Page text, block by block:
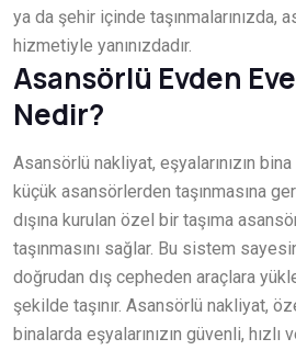
ya da şehir içinde taşınmalarınızda,
hizmetiyle yanınızdadır.
Asansörlü Evden
Nedir?
Asansörlü nakliyat, eşyalarınızın
küçük asansörlerden taşınmasına
dışına kurulan özel bir taşıma
taşınmasını sağlar. Bu sistem
doğrudan dış cepheden araçlara
şekilde taşınır. Asansörlü nakliyat,
binalarda eşyalarınızın güvenli,